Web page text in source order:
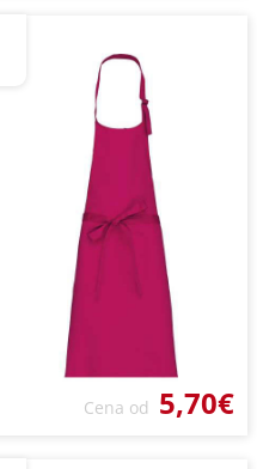
Cena od 5,70€